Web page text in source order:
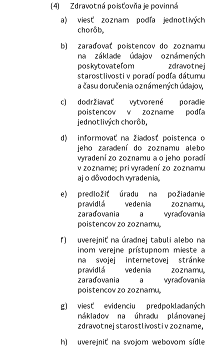
345/2018 Z. z.
Zákon, ktorým sa mení a dopĺňa zákon
č. 343/2015 Z. z. o verejnom obstarávaní
a o zmene a doplnení niektorých
zákonov v znení neskorších predpisov a
ktorým sa menia a dopĺňajú niektoré
zákony
Zákon, ktorým sa mení a dopĺňa zákon
č. 581/2004 Z. z. o zdravotných
poisťovniach, dohľade nad zdravotnou
starostlivosťou a o zmene a doplnení
niektorých zákonov v znení neskorších
predpisov a o zmene a doplnení
niektorých zákonov
Zákon o finančnej správe a o zmene a
doplnení niektorých zákonov
Zákon, ktorým sa mení a dopĺňa zákon
č. 578/2004 Z. z. o poskytovateľoch
zdravotnej starostlivosti,
zdravotníckych pracovníkoch,
stavovských organizáciách v
zdravotníctve a o zmene a doplnení
niektorých zákonov v znení neskorších
predpisov a ktorým sa menia a
dopĺňajú niektoré zákony
Zákon, ktorým sa mení a dopĺňa zákon
č. 177/2018 Z. z. o niektorých
opatreniach na znižovanie
administratívnej záťaže využívaním
informačných systémov verejnej správy
a o zmene a doplnení niektorých
zákonov (zákon proti byrokracii) a
(4)
Zdravotná poisťovňa je povinná
a)
viesť zoznam podľa jednotlivých
chorôb,
b)
zaraďovať poistencov do zoznamu
na základe údajov oznámených
poskytovateľom zdravotnej
starostlivosti v poradí podľa dátumu
a času doručenia oznámených údajov,
c)
dodržiavať vytvorené poradie
poistencov v zozname podľa
jednotlivých chorôb,
d)
informovať na žiadosť poistenca o
jeho zaradení do zoznamu alebo
vyradení zo zoznamu a o jeho poradí
v zozname; pri vyradení zo zoznamu
aj o dôvodoch vyradenia,
e)
predložiť úradu na požiadanie
pravidlá vedenia zoznamu,
zaraďovania a vyraďovania
poistencov zo zoznamu,
f)
uverejniť na úradnej tabuli alebo na
inom verejne prístupnom mieste a
na svojej internetovej stránke
pravidlá vedenia zoznamu,
zaraďovania a vyraďovania
poistencov zo zoznamu,
g)
viesť evidenciu predpokladaných
nákladov na úhradu plánovanej
zdravotnej starostlivosti v zozname,
h)
uverejniť na svojom webovom sídle